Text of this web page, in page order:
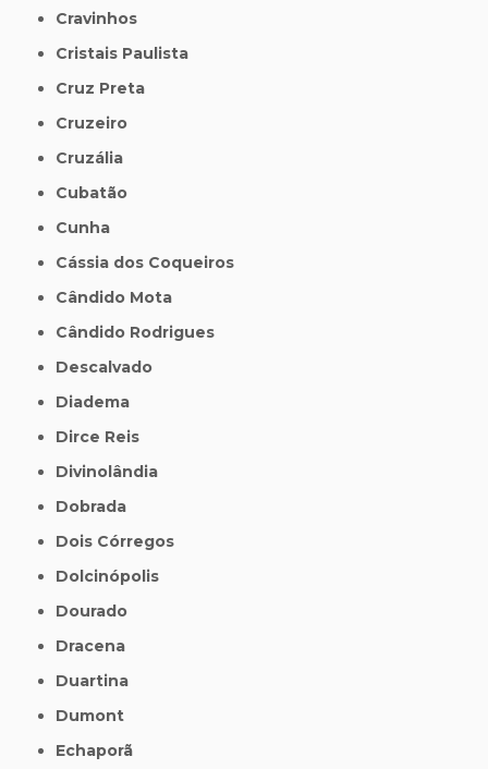
Cravinhos
Cristais Paulista
Cruz Preta
Cruzeiro
Cruzália
Cubatão
Cunha
Cássia dos Coqueiros
Cândido Mota
Cândido Rodrigues
Descalvado
Diadema
Dirce Reis
Divinolândia
Dobrada
Dois Córregos
Dolcinópolis
Dourado
Dracena
Duartina
Dumont
Echaporã